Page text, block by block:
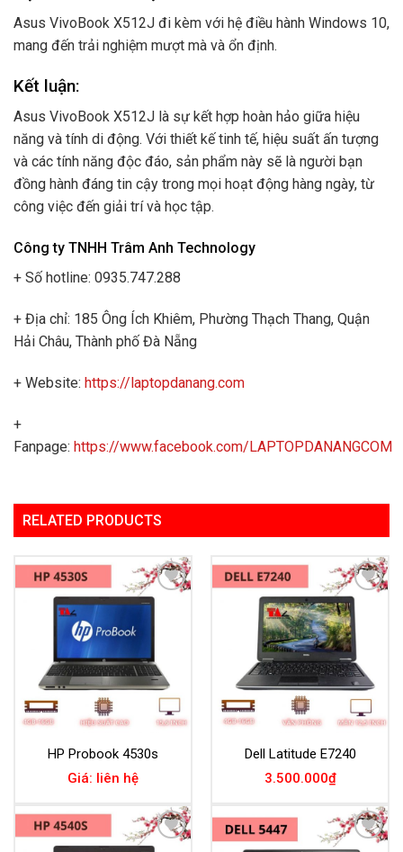
Asus VivoBook X512J đi kèm với hệ điều hành Windows 10,
mang đến trải nghiệm mượt mà và ổn định.
Kết luận:
Asus VivoBook X512J là sự kết hợp hoàn hảo giữa hiệu
năng và tính di động. Với thiết kế tinh tế, hiệu suất ấn tượng
và các tính năng độc đáo, sản phẩm này sẽ là người bạn
đồng hành đáng tin cậy trong mọi hoạt động hàng ngày, từ
công việc đến giải trí và học tập.
Công ty TNHH Trâm Anh Technology
+ Số hotline: 0935.747.288
+ Địa chỉ: 185 Ông Ích Khiêm, Phường Thạch Thang, Quận
Hải Châu, Thành phố Đà Nẵng
+ Website: https://laptopdanang.com
+
Fanpage: https://www.facebook.com/LAPTOPDANANGCOM
RELATED PRODUCTS
Add to
HP Probook 4530s
Giá: liên hệ
Add to
Wishlist
Dell Latitude E7240
3.500.000₫